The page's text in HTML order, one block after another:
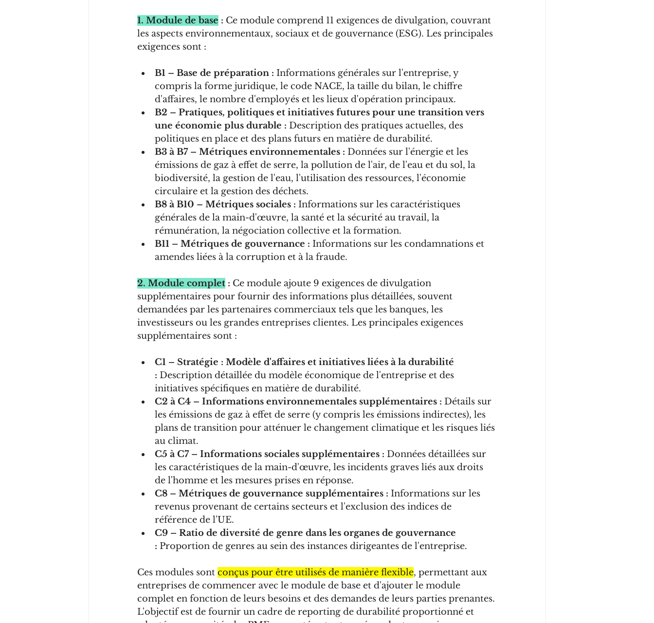
1. Module de base : Ce module comprend 11 exigences de divulgation, couvrant
les aspects environnementaux, sociaux et de gouvernance (ESG). Les principales
exigences sont :
B1 – Base de préparation : Informations générales sur l'entreprise, y
compris la forme juridique, le code NACE, la taille du bilan, le chiffre
d'affaires, le nombre d'employés et les lieux d'opération principaux.
B2 – Pratiques, politiques et initiatives futures pour une transition vers
une économie plus durable : Description des pratiques actuelles, des
politiques en place et des plans futurs en matière de durabilité.
B3 à B7 – Métriques environnementales : Données sur l'énergie et les
émissions de gaz à effet de serre, la pollution de l'air, de l'eau et du sol, la
biodiversité, la gestion de l'eau, l'utilisation des ressources, l'économie
circulaire et la gestion des déchets.
B8 à B10 – Métriques sociales : Informations sur les caractéristiques
générales de la main-d'œuvre, la santé et la sécurité au travail, la
rémunération, la négociation collective et la formation.
B11 – Métriques de gouvernance : Informations sur les condamnations et
amendes liées à la corruption et à la fraude.
2. Module complet : Ce module ajoute 9 exigences de divulgation
supplémentaires pour fournir des informations plus détaillées, souvent
demandées par les partenaires commerciaux tels que les banques, les
investisseurs ou les grandes entreprises clientes. Les principales exigences
supplémentaires sont :
C1 – Stratégie : Modèle d'affaires et initiatives liées à la durabilité
: Description détaillée du modèle économique de l'entreprise et des
initiatives spécifiques en matière de durabilité.
C2 à C4 – Informations environnementales supplémentaires : Détails sur
les émissions de gaz à effet de serre (y compris les émissions indirectes), les
plans de transition pour atténuer le changement climatique et les risques liés
au climat.
C5 à C7 – Informations sociales supplémentaires : Données détaillées sur
les caractéristiques de la main-d'œuvre, les incidents graves liés aux droits
de l'homme et les mesures prises en réponse.
C8 – Métriques de gouvernance supplémentaires : Informations sur les
revenus provenant de certains secteurs et l'exclusion des indices de
référence de l'UE.
C9 – Ratio de diversité de genre dans les organes de gouvernance
: Proportion de genres au sein des instances dirigeantes de l'entreprise.
Ces modules sont conçus pour être utilisés de manière flexible, permettant aux
entreprises de commencer avec le module de base et d'ajouter le module
complet en fonction de leurs besoins et des demandes de leurs parties prenantes.
L'objectif est de fournir un cadre de reporting de durabilité proportionné et